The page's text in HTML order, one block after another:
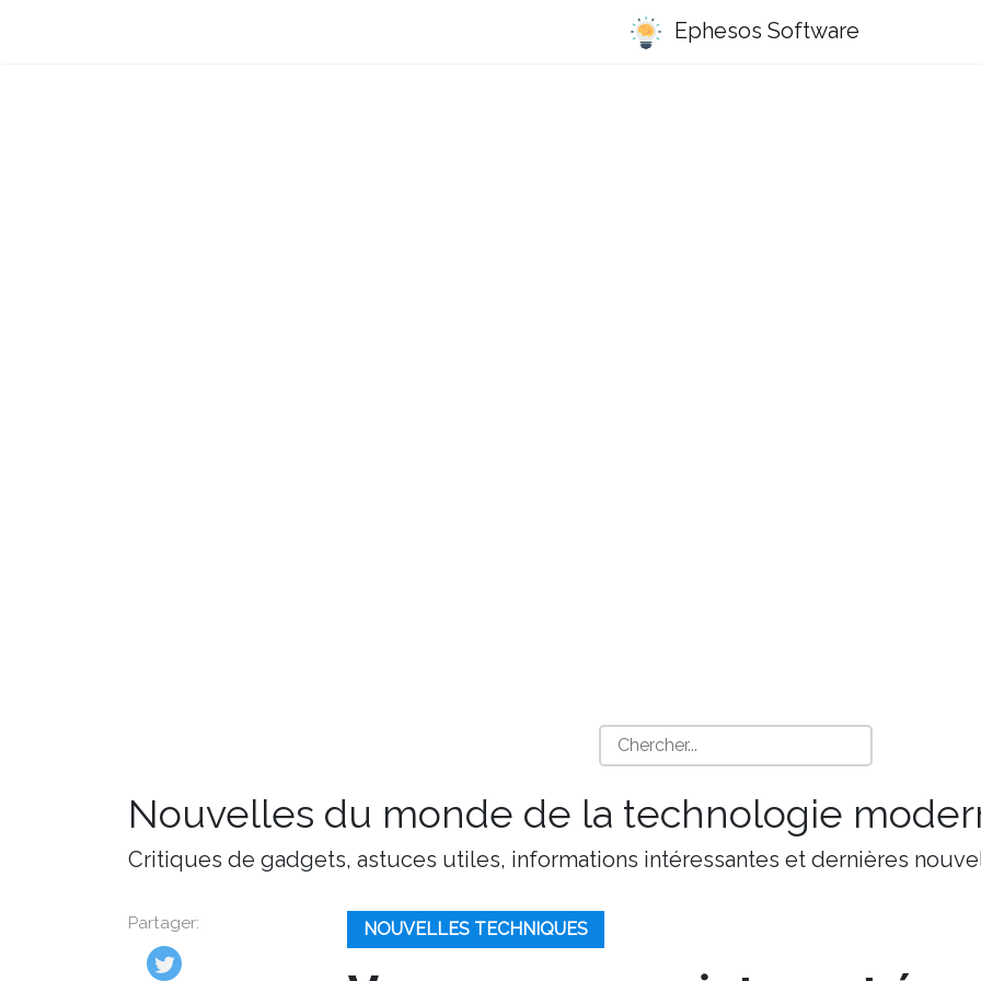
Ephesos Software
Nouvelles du monde de la technologie
Critiques de gadgets, astuces utiles, informations intéressantes et dernières
Partager: NOUVELLES TECHNIQUES